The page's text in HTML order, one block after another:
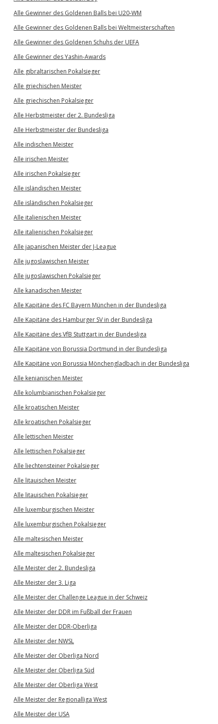
Alle Gewinner des Goldenen Balls bei U20-WM
Alle Gewinner des Goldenen Balls bei Weltmeisterschaften
Alle Gewinner des Goldenen Schuhs der UEFA
Alle Gewinner des Yashin-Awards
Alle gibraltarischen Pokalsieger
Alle griechischen Meister
Alle griechischen Pokalsieger
Alle Herbstmeister der 2. Bundesliga
Alle Herbstmeister der Bundesliga
Alle indischen Meister
Alle irischen Meister
Alle irischen Pokalsieger
Alle isländischen Meister
Alle isländischen Pokalsieger
Alle italienischen Meister
Alle italienischen Pokalsieger
Alle japanischen Meister der J-League
Alle jugoslawischen Meister
Alle jugoslawischen Pokalsieger
Alle kanadischen Meister
Alle Kapitäne des FC Bayern München in der Bundesliga
Alle Kapitäne des Hamburger SV in der Bundesliga
Alle Kapitäne des VfB Stuttgart in der Bundesliga
Alle Kapitäne von Borussia Dortmund in der Bundesliga
Alle Kapitäne von Borussia Mönchengladbach in der Bundesliga
Alle kenianischen Meister
Alle kolumbianischen Pokalsieger
Alle kroatischen Meister
Alle kroatischen Pokalsieger
Alle lettischen Meister
Alle lettischen Pokalsieger
Alle liechtensteiner Pokalsieger
Alle litauischen Meister
Alle litauischen Pokalsieger
Alle luxemburgischen Meister
Alle luxemburgischen Pokalsieger
Alle maltesischen Meister
Alle maltesischen Pokalsieger
Alle Meister der 2. Bundesliga
Alle Meister der 3. Liga
Alle Meister der Challenge League in der Schweiz
Alle Meister der DDR im Fußball der Frauen
Alle Meister der DDR-Oberliga
Alle Meister der NWSL
Alle Meister der Oberliga Nord
Alle Meister der Oberliga Süd
Alle Meister der Oberliga West
Alle Meister der Regionalliga West
Alle Meister der USA